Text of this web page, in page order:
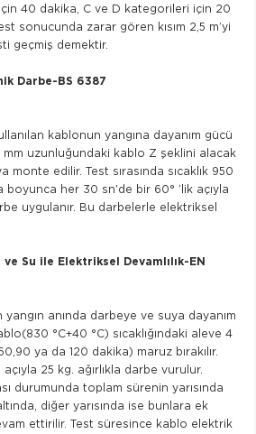
40 dakika, C ve D kategorileri için 20
sonucunda zarar gören kısım 2,5 m’yi
geçmiş demektir.
Darbe-BS 6387
kablonun yangına dayanım gücü
mm uzunluğundaki kablo Z şeklini alacak
monte edilir. Test sırasında sıcaklık 950
boyunca her 30 sn'de bir 60° ’lik açıyla
uygulanır. Bu darbelerle elektriksel
Su ile Elektriksel Devamlılık-EN
anında darbeye ve suya dayanım
°C+40 °C) sıcaklığındaki aleve 4
ya da 120 dakika) maruz bırakılır.
25 kg. ağırlıkla darbe vurulur.
durumunda toplam sürenin yarısında
diğer yarısında ise bunlara ek
ettirilir. Test süresince kablo elektrik